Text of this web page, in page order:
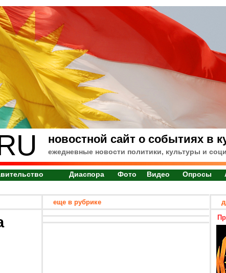
новостной сайт о событиях в
ежедневные новости политики, культуры и
Диаспора Фото Видео Опросы
еще в рубрике